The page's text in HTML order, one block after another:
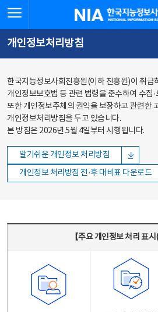
바로가기
바로가기
한국지능정보사회진흥원
개인정보처리방침
한국지능정보사회진흥원(이하 진흥원)이 취급
개인정보보호법 등 관련 법령을 준수하여 수집
또한 개인정보주체의 권익을 보장하고 관련한
개인정보처리방침을 두고 있습니다.
본 방침은 2026년 5월 4일부터 시행됩니다.
알기쉬운 개인정보 처리방침
개인정보 처리방침 전·후 대비표 다운로드
【주요 개인정보 처리 표시